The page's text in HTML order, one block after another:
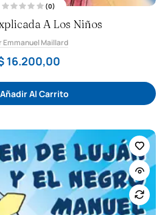
a
l
r
a
d
o
n
0
d
(0)
A Los Niños
Emmanuel Maillard
16.200,00
Añadir Al Carrito